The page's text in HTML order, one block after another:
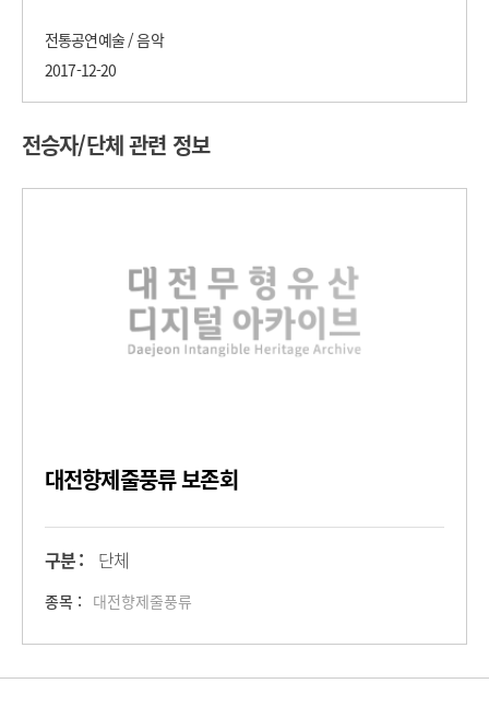
전통공연예술 / 음악
2017-12-20
전승자/단체 관련 정보
대전향제줄풍류 보존회
구분 : 단체
종목 : 대전향제줄풍류